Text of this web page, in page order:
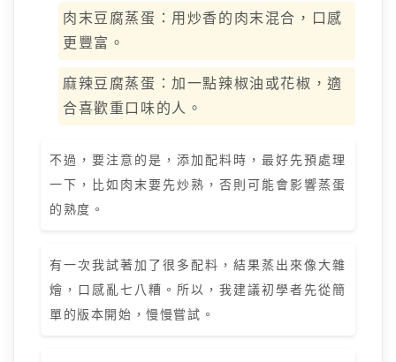
肉末豆腐蒸蛋：用炒香的肉末混合，口感
更豐富。
麻辣豆腐蒸蛋：加一點辣椒油或花椒，適
合喜歡重口味的人。
不過，要注意的是，添加配料時，最好先預處理
一下，比如肉末要先炒熟，否則可能會影響蒸蛋
的熟度。
有一次我試著加了很多配料，結果蒸出來像大雜
燴，口感亂七八糟。所以，我建議初學者先從簡
單的版本開始，慢慢嘗試。